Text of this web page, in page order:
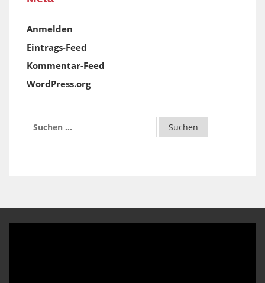
Anmelden
Eintrags-Feed
Kommentar-Feed
WordPress.org